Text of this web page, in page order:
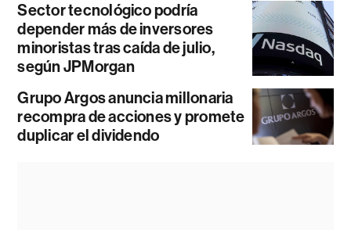
Sector tecnológico podría
depender más de inversores
minoristas tras caída de julio,
según JPMorgan
Grupo Argos anuncia millonaria
recompra de acciones y promete
duplicar el dividendo